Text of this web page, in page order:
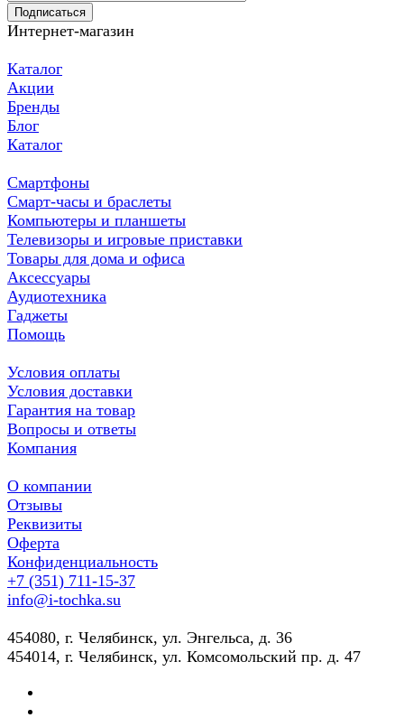
Подписаться
Интернет-магазин
Каталог
Акции
Бренды
Блог
Каталог
Смартфоны
Смарт-часы и браслеты
Компьютеры и планшеты
Телевизоры и игровые приставки
Товары для дома и офиса
Аксессуары
Аудиотехника
Гаджеты
Помощь
Условия оплаты
Условия доставки
Гарантия на товар
Вопросы и ответы
Компания
О компании
Отзывы
Реквизиты
Оферта
Конфиденциальность
+7 (351) 711-15-37
info@i-tochka.su
​454080, г. Челябинск, ул. Энгельса, д. 36
454014, г. Челябинск, ул. Комсомольский пр. д. 47